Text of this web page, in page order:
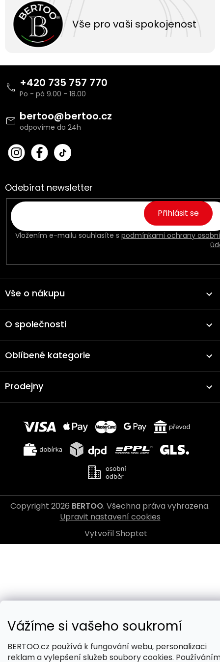
Vážíme si vašeho soukromí
BERTOO.cz používá k fungování webu, personalizaci
reklam a vylepšení služeb soubory cookies.
Vše pro vaši spokojenost
bertoo@bertoo.cz
+420 735 757 770
bert
oo_
Fac
ebo
Odebírat newsletter
Vložením e-mailu souhlasíte s podmínkami ochrany
Přihlásit se
Vše o nákupu
O společnosti
Oblíbené kategorie
Prodejny
Vytvořil Shoptet
Copyright 2026 BERTOO. Všechna práva vyhrazena.
Upravit nastavení cookies